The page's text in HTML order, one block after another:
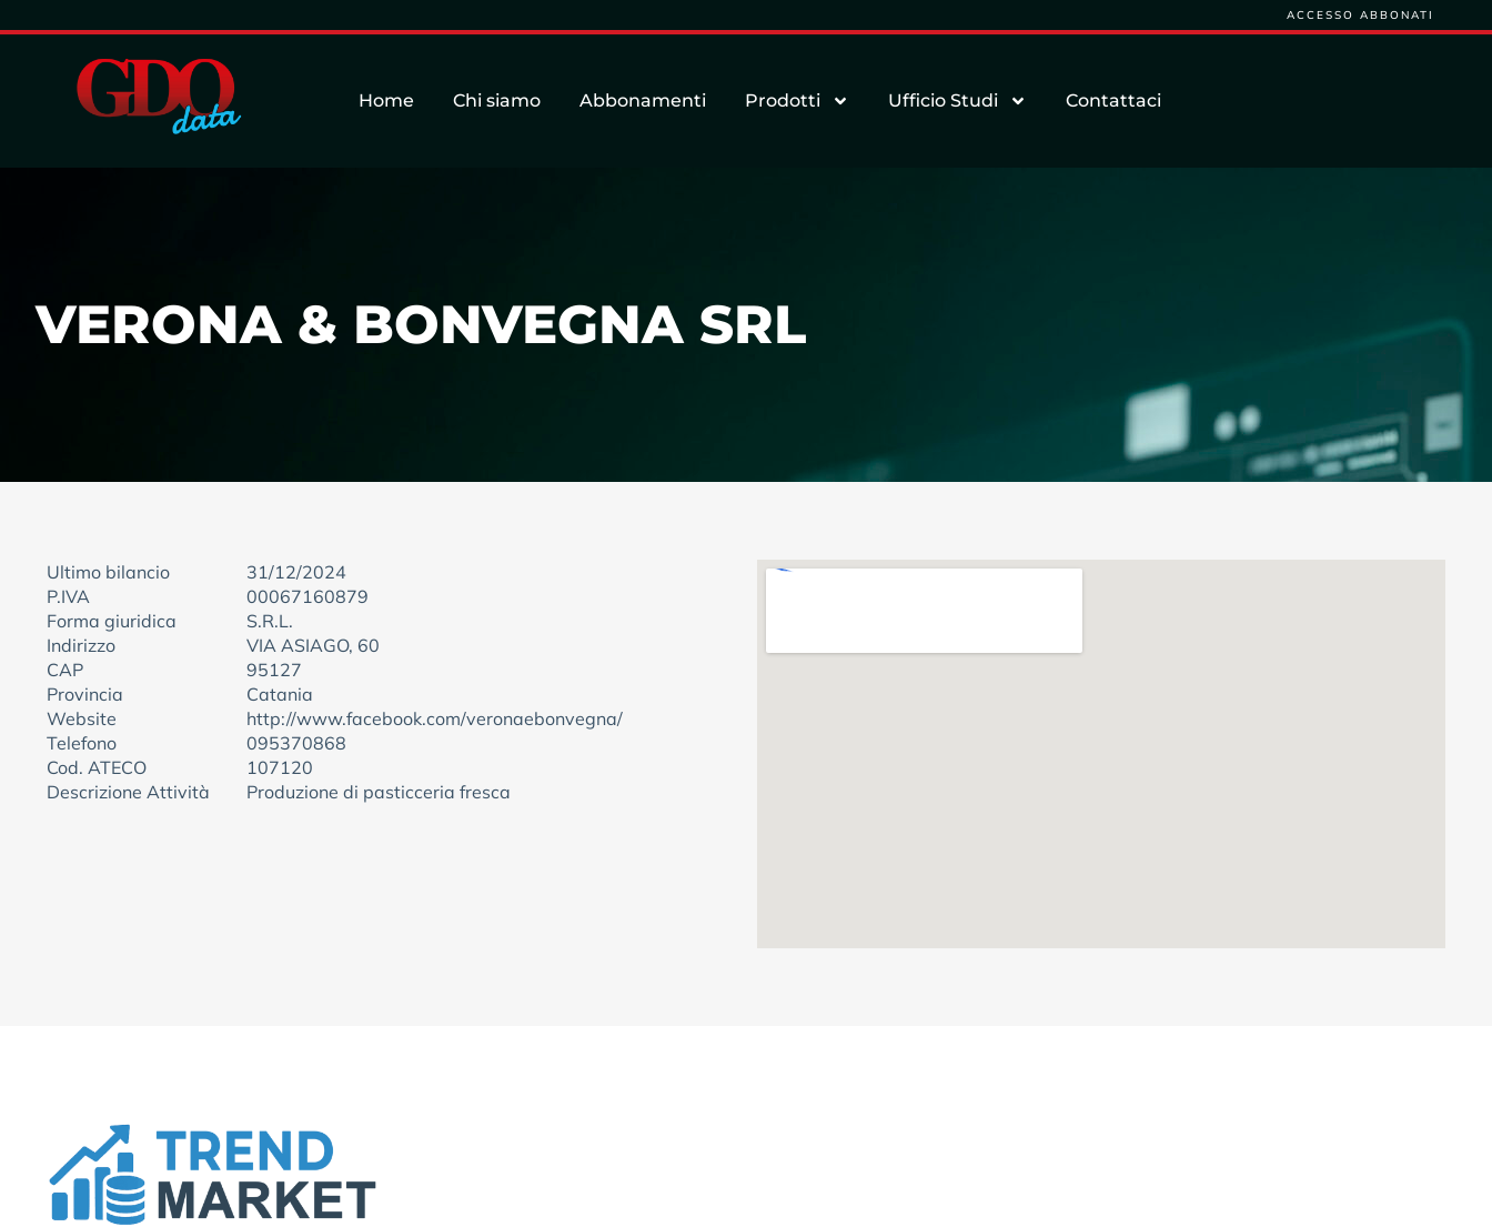
ACCESSO ABBONATI
Home Chi siamo Abbonamenti Prodotti Ufficio Studi Contattaci
VERONA & BONVEGNA SRL
Ultimo bilancio
31/12/2024
P.IVA
00067160879
Forma giuridica
S.R.L.
Indirizzo
VIA ASIAGO, 60
CAP
95127
Provincia
Catania
Website
http://www.facebook.com/veronaebonvegna/
Telefono
095370868
Cod. ATECO
107120
Descrizione Attività
Produzione di pasticceria fresca